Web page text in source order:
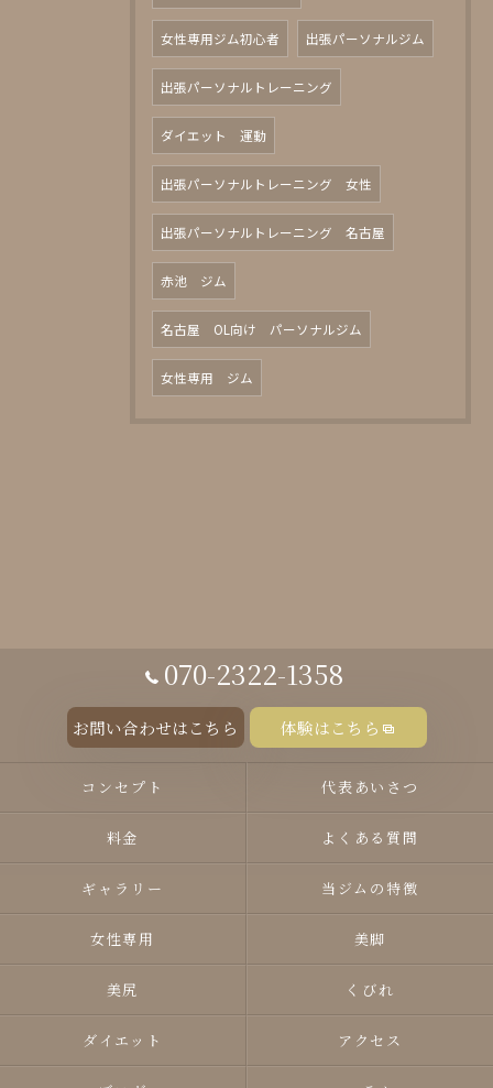
女性専用ジム初心者 出張パーソナルジム
出張パーソナルトレーニング
ダイエット 運動
出張パーソナルトレーニング 女性
出張パーソナルトレーニング 名古屋
赤池 ジム
名古屋 OL向け パーソナルジム
女性専用 ジム
070-2322-1358
お問い合わせはこちら 体験はこちら
コンセプト 代表あいさつ
料金 よくある質問
ギャラリー 当ジムの特徴
女性専用 美脚
美尻 くびれ
ダイエット アクセス